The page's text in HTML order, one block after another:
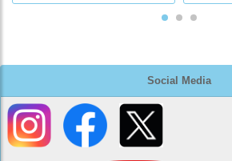
Social Media